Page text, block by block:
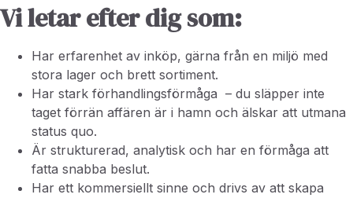
Vi letar efter dig som:
Har erfarenhet av inköp, gärna från en miljö med
stora lager och brett sortiment.
Har stark förhandlingsförmåga – du släpper inte
taget förrän affären är i hamn och älskar att utmana
status quo.
Är strukturerad, analytisk och har en förmåga att
fatta snabba beslut.
Har ett kommersiellt sinne och drivs av att skapa